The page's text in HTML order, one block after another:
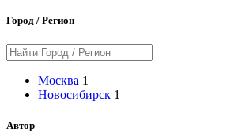
Город / Регион
Москва 1
Новосибирск 1
Автор